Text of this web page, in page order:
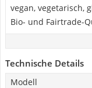
vegan, vegetarisch,
Bio- und Fairtrade-
Technische Details
Modell